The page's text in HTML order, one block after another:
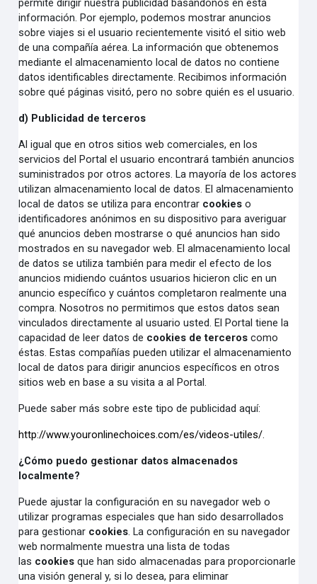
permite dirigir nuestra publicidad basándonos en esta
información. Por ejemplo, podemos mostrar anuncios
sobre viajes si el usuario recientemente visitó el sitio web
de una compañía aérea. La información que obtenemos
mediante el almacenamiento local de datos no contiene
datos identificables directamente. Recibimos información
sobre qué páginas visitó, pero no sobre quién es el usuario.
d) Publicidad de terceros
Al igual que en otros sitios web comerciales, en los
servicios del Portal el usuario encontrará también anuncios
suministrados por otros actores. La mayoría de los actores
utilizan almacenamiento local de datos. El almacenamiento
local de datos se utiliza para encontrar cookies o
identificadores anónimos en su dispositivo para averiguar
qué anuncios deben mostrarse o qué anuncios han sido
mostrados en su navegador web. El almacenamiento local
de datos se utiliza también para medir el efecto de los
anuncios midiendo cuántos usuarios hicieron clic en un
anuncio específico y cuántos completaron realmente una
compra. Nosotros no permitimos que estos datos sean
vinculados directamente al usuario usted. El Portal tiene la
capacidad de leer datos de cookies de terceroscomo
éstas. Estas compañías pueden utilizar el almacenamiento
local de datos para dirigir anuncios específicos en otros
sitios web en base a su visita a al Portal.
Puede saber más sobre este tipo de publicidad aquí:
http://www.youronlinechoices.com/es/videos-utiles/.
¿Cómo puedo gestionar datos almacenados
localmente?
Puede ajustar la configuración en su navegador web o
utilizar programas especiales que han sido desarrollados
para gestionar cookies. La configuración en su navegador
web normalmente muestra una lista de todas
las cookies que han sido almacenadas para proporcionarle
una visión general y, si lo desea, para eliminar